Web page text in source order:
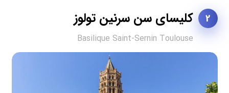
2 کلیسای سن سرنین تولوز
Basilique Saint-Sernin Toulouse